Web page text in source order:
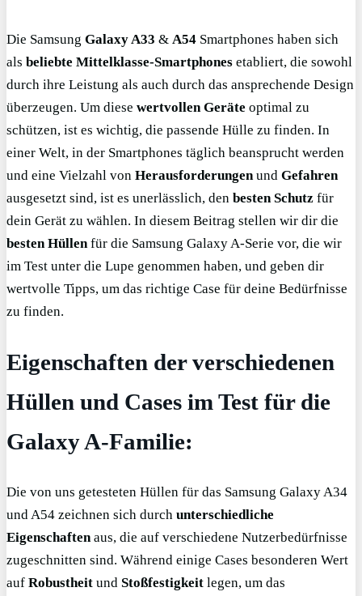
Die Samsung Galaxy A33 & A54 Smartphones haben sich
als beliebte Mittelklasse-Smartphones etabliert, die sowohl
durch ihre Leistung als auch durch das ansprechende Design
überzeugen. Um diese wertvollen Geräte optimal zu
schützen, ist es wichtig, die passende Hülle zu finden. In
einer Welt, in der Smartphones täglich beansprucht werden
und eine Vielzahl von Herausforderungen und Gefahren
ausgesetzt sind, ist es unerlässlich, den besten Schutz für
dein Gerät zu wählen. In diesem Beitrag stellen wir dir die
besten Hüllen für die Samsung Galaxy A-Serie vor, die wir
im Test unter die Lupe genommen haben, und geben dir
wertvolle Tipps, um das richtige Case für deine Bedürfnisse
zu finden.
Eigenschaften der verschiedenen
Hüllen und Cases im Test für die
Galaxy A-Familie:
Die von uns getesteten Hüllen für das Samsung Galaxy A34
und A54 zeichnen sich durch unterschiedliche
Eigenschaften aus, die auf verschiedene Nutzerbedürfnisse
zugeschnitten sind. Während einige Cases besonderen Wert
auf Robustheit und Stoßfestigkeit legen, um das